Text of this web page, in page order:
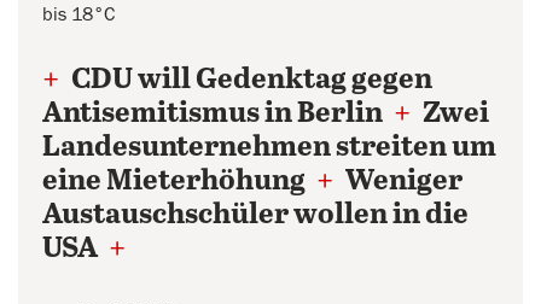
bis 18°C
+ CDU will Gedenktag gegen
Antisemitismus in Berlin + Zwei
Landesunternehmen streiten um
eine Mieterhöhung + Weniger
Austauschschüler wollen in die
USA +